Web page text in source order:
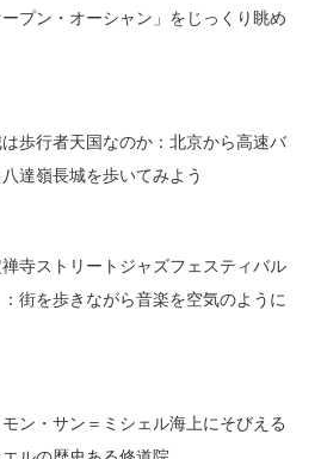
プン・オーシャン」をじっくり眺め
歩行者天国なのか：北京から高速バ
達嶺長城を歩いてみよう
禅寺ストリートジャズフェスティバル
街を歩きながら音楽を空気のように
ン・サン＝ミシェル海上にそびえる